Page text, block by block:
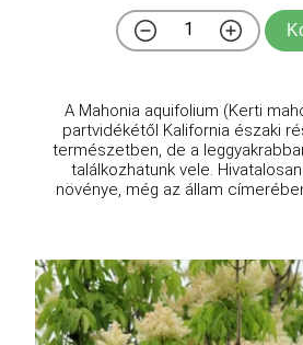
A Mahonia aquifolium (Kerti
partvidékétől Kalifornia északi
természetben, de a
találkozhatunk vele.
növénye, még az állam